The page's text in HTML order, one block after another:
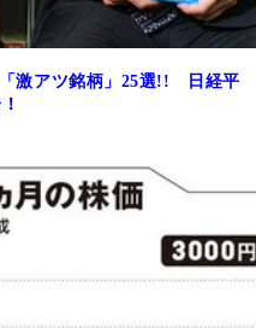
「激アツ銘柄」25選!! 日経平